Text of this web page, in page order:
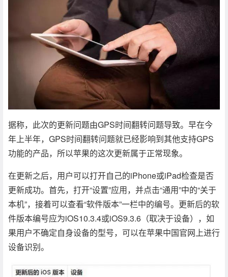
据称，此次的更新问题由GPS时间翻转问题导致。早在今
年上半年，GPS时间翻转问题就已经影响到其他支持GPS
功能的产品，所以苹果的这次更新属于正常现象。
在更新之后，用户可以打开自己的iPhone或iPad检查是否
更新成功。首先，打开“设置”应用，并点击“通用”中的“关于
本机”，接着可以查看“软件版本”一栏中的编号。更新后的软
件版本编号应为iOS10.3.4或iOS9.3.6（取决于设备），如
果用户不确定自身设备的型号，可以在苹果中国官网上进行
设备识别。